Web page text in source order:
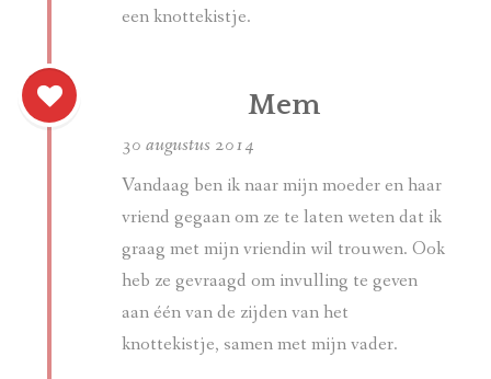
een knottekistje.
Mem
30 augustus 2014
Vandaag ben ik naar mijn moeder en haar
vriend gegaan om ze te laten weten dat ik
graag met mijn vriendin wil trouwen. Ook
heb ze gevraagd om invulling te geven
aan één van de zijden van het
knottekistje, samen met mijn vader.